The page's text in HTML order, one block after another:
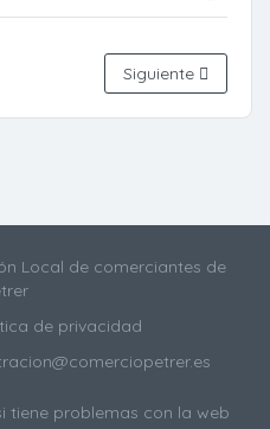
Siguiente
Local de comerciantes de
de privacidad
tiene problemas con la web